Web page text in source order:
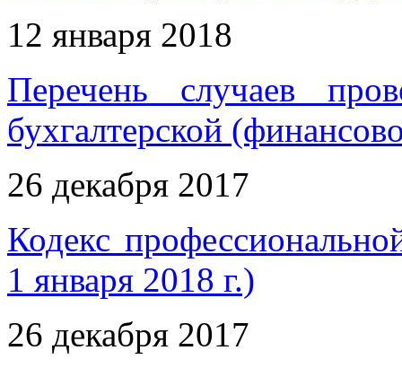
12 января 2018
Перечень случаев
бухгалтерской
26 декабря 2017
Кодекс
1 января 2018 г.)
26 декабря 2017